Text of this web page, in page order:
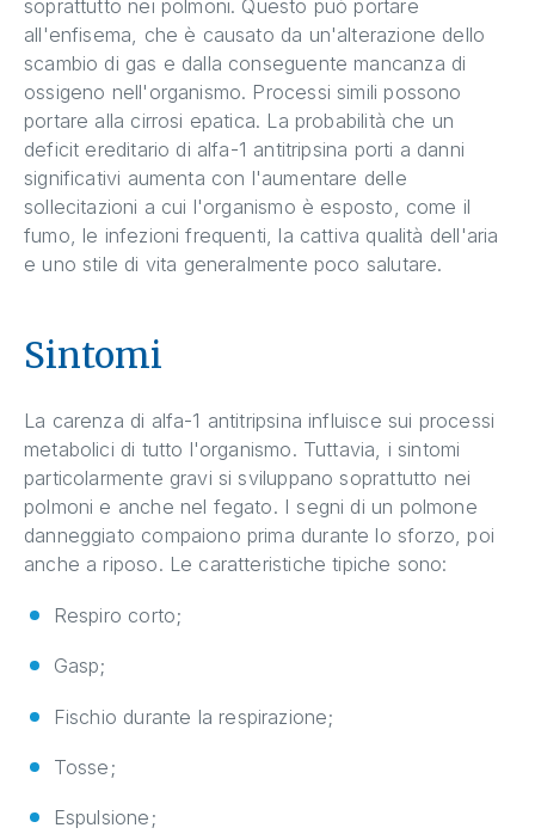
soprattutto nei polmoni. Questo può portare
all'enfisema, che è causato da un'alterazione dello
scambio di gas e dalla conseguente mancanza di
ossigeno nell'organismo. Processi simili possono
portare alla cirrosi epatica. La probabilità che un
deficit ereditario di alfa-1 antitripsina porti a danni
significativi aumenta con l'aumentare delle
sollecitazioni a cui l'organismo è esposto, come il
fumo, le infezioni frequenti, la cattiva qualità dell'aria
e uno stile di vita generalmente poco salutare.
Sintomi
La carenza di alfa-1 antitripsina influisce sui processi
metabolici di tutto l'organismo. Tuttavia, i sintomi
particolarmente gravi si sviluppano soprattutto nei
polmoni e anche nel fegato. I segni di un polmone
danneggiato compaiono prima durante lo sforzo, poi
anche a riposo. Le caratteristiche tipiche sono:
Respiro corto;
Gasp;
Fischio durante la respirazione;
Tosse;
Espulsione;